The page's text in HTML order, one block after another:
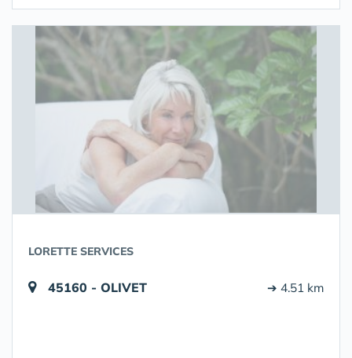
LORETTE SERVICES
45160 - OLIVET ➔ 4.51 km